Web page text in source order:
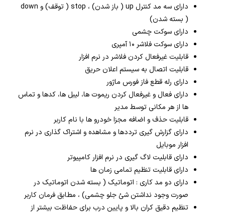
دارای سه مد کنترل up ( باز شدن) ، stop ( توقف) و down
( بسته شدن)
دارای سوکت چشمی
دارای سوکت فلاشر ۱۰ آمپری
قابلیت غیرفعال کردن فلاشر در نرم افزار
قابلیت اتصال به سیستم اعلان حریق
دارای رله قطع فاز فورس ماژور
دارای فعال و غیرفعال کردن ریموت ها، لیبل ها، کدها و تماس
ها از هر مکانی توسط مدیر
قابلیت حذف و اضافه مجزا خودرو ها با نام کاربر
دارای گزارش گیری ترددها و مشاهده و اشتراک گذاری در نرم
افزار موبایل
دارای قابلیت لاگ گیری در نرم افزار کامپیوتر
دارای قابلیت تنظیم تمامی زمان ها
دارای دو مد کاری : اتوماتیک ( بسته شدن اتوماتیک در
صورت وجود نداشتن شئ جلو چشمی) ، مطابق فرمان کاربر
تنظیم دقیق کران بالا و پایین درب برای حفاظت بیشتر از